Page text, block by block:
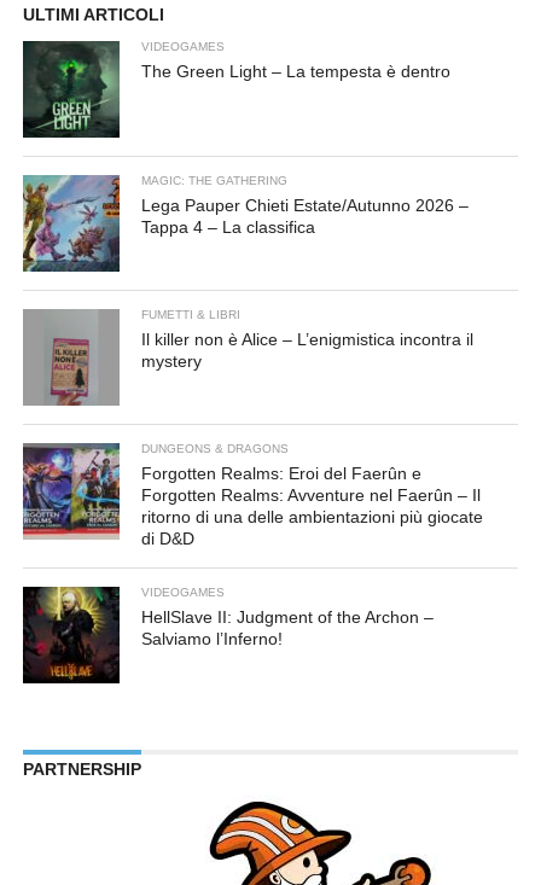
ULTIMI ARTICOLI
VIDEOGAMES
The Green Light – La tempesta è dentro
MAGIC: THE GATHERING
Lega Pauper Chieti Estate/Autunno 2026 –
Tappa 4 – La classifica
FUMETTI & LIBRI
Il killer non è Alice – L’enigmistica incontra il
mystery
DUNGEONS & DRAGONS
Forgotten Realms: Eroi del Faerûn e
Forgotten Realms: Avventure nel Faerûn – Il
ritorno di una delle ambientazioni più giocate
di D&D
VIDEOGAMES
HellSlave II: Judgment of the Archon –
Salviamo l’Inferno!
PARTNERSHIP